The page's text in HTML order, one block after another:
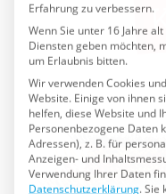
Wenn Sie unter 16 Jahre
Diensten geben möchten,
um Erlaubnis bitten.
Wir verwenden Cookies
Website. Einige von ihnen
helfen, diese Website und
Personenbezogene Daten
Adressen), z. B. für
Anzeigen- und
Verwendung Ihrer Daten
Datenschutzerklärung. Sie
Einstellungenwiderrufen